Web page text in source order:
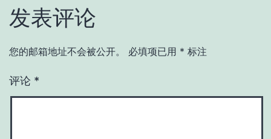
发表评论
您的邮箱地址不会被公开。 必填项已用 * 标注
评论 *